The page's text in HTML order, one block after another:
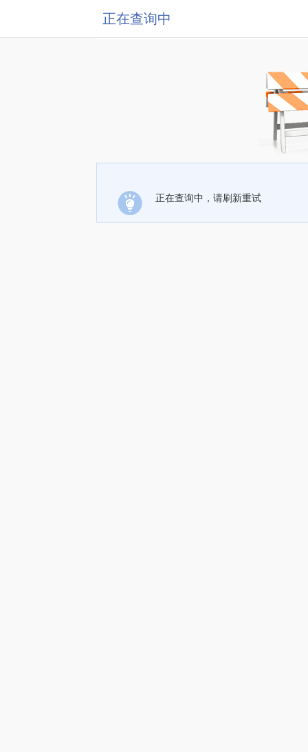
正在查询中
正在查询中，请刷新重试